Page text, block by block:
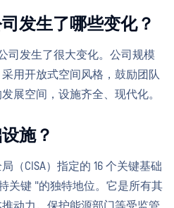
发生了哪些变化？
司发生了很大变化。公司规模
用开放式空间风格，鼓励团队
展空间，设施齐全、现代化。
施？
（CISA）指定的 16 个关键基础
关键 "的独特地位。它是所有其